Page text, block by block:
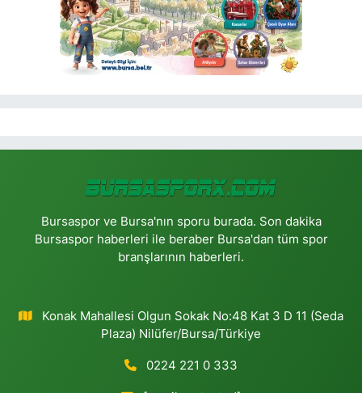
Bursaspor ve Bursa'nın sporu burada. Son dakika
Bursaspor haberleri ile beraber Bursa'dan tüm spor
branşlarının haberleri.
Konak Mahallesi Olgun Sokak No:48 Kat 3 D 11 (Seda
Plaza) Nilüfer/Bursa/Türkiye
0224 221 0 333